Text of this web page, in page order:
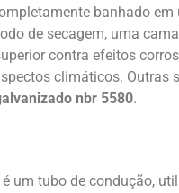
banhado
de secagem, uma
contra efeitos
climáticos. Outras
nbr 5580.
é um tubo de condução,